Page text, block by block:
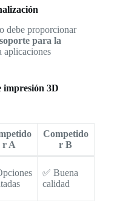
debe proporcionar
para la
aplicaciones
impresión 3D
r A
Competido
r B
✅ Buena
calidad